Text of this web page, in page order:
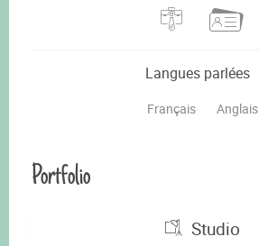
Langues parlées
Français Anglais
Portfolio
Studio